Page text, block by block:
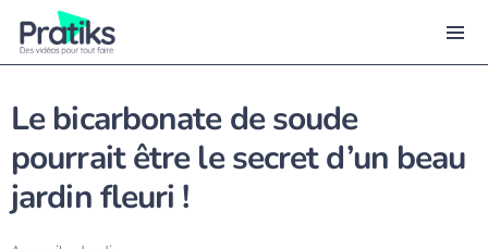
Le bicarbonate de soude
pourrait être le secret d’un beau
jardin fleuri !